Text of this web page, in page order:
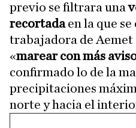
previo se filtrara una
recortadaen la que se
trabajadora de Aemet
«marear con más
confirmado lo de la
precipitaciones
norte y hacia el